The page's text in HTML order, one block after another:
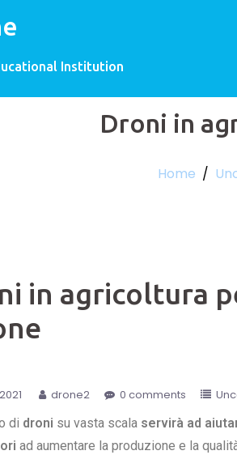
Institution
Droni in
Home /
in agricoltura
drone2 0 comments
di droni su vasta scala servirà ad
ad aumentare la produzione e la